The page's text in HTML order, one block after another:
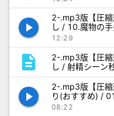
play_arrow
2-.mp3版【圧縮
し / 10.魔物の
ナルWご奉仕
12:29
description
2-.mp3版【圧縮
し / 射精シーン
play_arrow
2-.mp3版【圧縮
り(おすすめ) /
眠。」_SE.mp3
08:22